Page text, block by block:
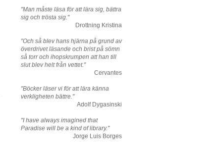
"Man måste läsa för att lära sig, bättra
sig och trösta sig."
Drottning Kristina
"Och så blev hans hjärna på grund av
överdrivet läsande och brist på sömn
så torr och ihopskrumpen att han till
slut blev helt från vettet."
Cervantes
"Böcker läser vi för att lära känna
verkligheten bättre."
Adolf Dygasinski
"I have always imagined that
Paradise will be a kind of library."
Jorge Luis Borges